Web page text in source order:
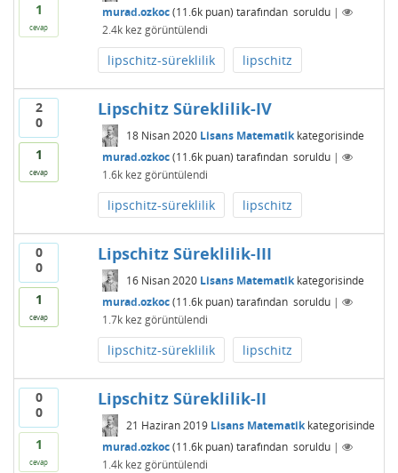
1
cevap
murad.ozkoc (11.6kpuan) tarafından soruldu |
2.4kkez görüntülendi
lipschitz-süreklilik lipschitz
2
0
1
cevap
Lipschitz Süreklilik-IV
18 Nisan 2020 Lisans Matematikkategorisinde
murad.ozkoc (11.6kpuan) tarafından soruldu |
1.6kkez görüntülendi
lipschitz-süreklilik lipschitz
0
0
1
cevap
Lipschitz Süreklilik-III
16 Nisan 2020 Lisans Matematikkategorisinde
murad.ozkoc (11.6kpuan) tarafından soruldu |
1.7kkez görüntülendi
lipschitz-süreklilik lipschitz
0
0
1
cevap
Lipschitz Süreklilik-II
21 Haziran 2019 Lisans Matematikkategorisinde
murad.ozkoc (11.6kpuan) tarafından soruldu |
1.4kkez görüntülendi